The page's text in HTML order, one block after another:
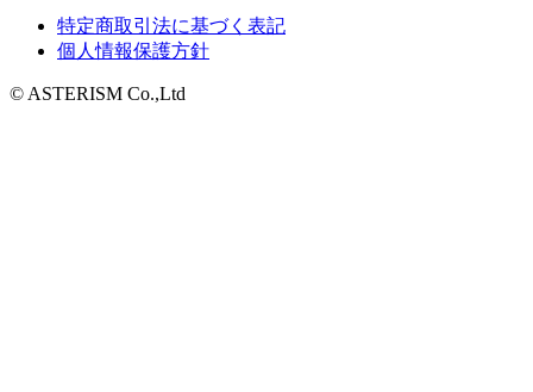
特定商取引法に基づく表記
個人情報保護方針
© ASTERISM Co.,Ltd